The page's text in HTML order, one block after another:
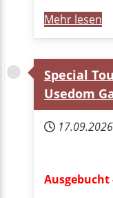
Mehr lesen
Special
Usedom
17.09.2026